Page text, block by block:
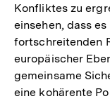
Konfliktes zu
einsehen, dass
fortschreitenden
europäischer
gemeinsame
eine kohärente